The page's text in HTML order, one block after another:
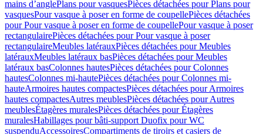
mains d’anglePlans pour vasquesPièces détachées pour Plans pour
vasquesPour vasque à poser en forme de coupellePièces détachées
pour Pour vasque à poser en forme de coupellePour vasque à poser
rectangulairePièces détachées pour Pour vasque à poser
rectangulaireMeubles latérauxPièces détachées pour Meubles
latérauxMeubles latéraux basPièces détachées pour Meubles
latéraux basColonnes hautesPièces détachées pour Colonnes
hautesColonnes mi-hautePièces détachées pour Colonnes mi-
hauteArmoires hautes compactesPièces détachées pour Armoires
hautes compactesAutres meublesPièces détachées pour Autres
meublesÉtagères muralesPièces détachées pour Étagères
muralesHabillages pour bâti-support Duofix pour WC
suspenduAccessoiresCompartiments de tiroirs et casiers de